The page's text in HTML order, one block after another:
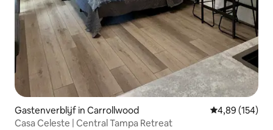
Gastenverblijf in Carrollwood Gemiddelde
4,89 (154)
Casa Celeste | Central Tampa Retreat